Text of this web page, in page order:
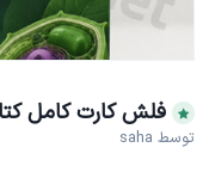
فلش کارت کامل
توسطsaha